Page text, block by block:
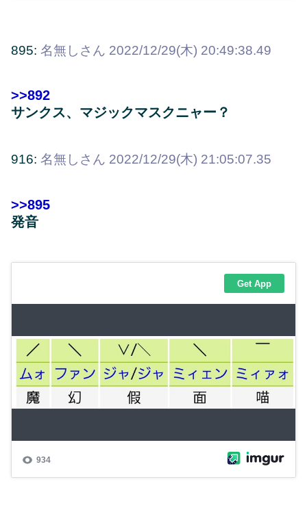
895: 名無しさん 2022/12/29(木) 20:49:38.49
>>892
サンクス、マジックマスクニャー？
916: 名無しさん 2022/12/29(木) 21:05:07.35
>>895
発音